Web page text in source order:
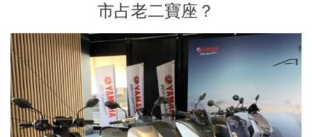
市占老二寶座？